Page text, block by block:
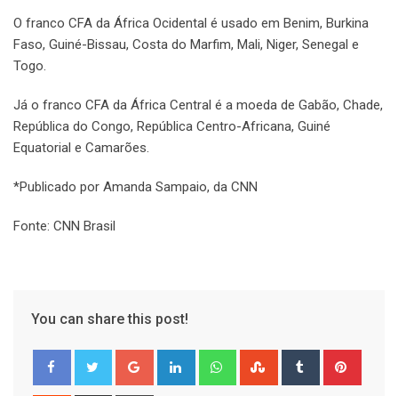
O franco CFA da África Ocidental é usado em Benim, Burkina
Faso, Guiné-Bissau, Costa do Marfim, Mali, Niger, Senegal e
Togo.
Já o franco CFA da África Central é a moeda de Gabão, Chade,
República do Congo, República Centro-Africana, Guiné
Equatorial e Camarões.
*Publicado por Amanda Sampaio, da CNN
Fonte: CNN Brasil
You can share this post!
Google+ LinkedIn WhatsappStumbleUpon
Tumblr